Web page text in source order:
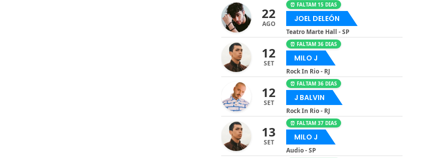
22
AGO
⏰ FALTAM 15 DIAS
JOEL DELEÓN
Teatro Marte Hall - SP
12
SET
⏰ FALTAM 36 DIAS
MILO J
Rock In Rio - RJ
12
SET
⏰ FALTAM 36 DIAS
J BALVIN
Rock In Rio - RJ
13
SET
⏰ FALTAM 37 DIAS
MILO J
Audio - SP